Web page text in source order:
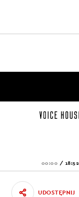
00:00 / 18:52
UDOSTĘPNIJ